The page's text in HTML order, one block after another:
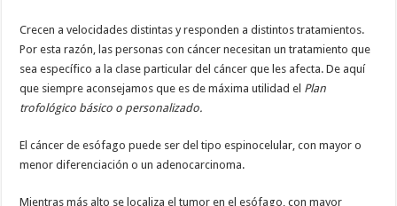
Crecen a velocidades distintas y responden a distintos tratamientos.
Por esta razón, las personas con cáncer necesitan un tratamiento que
sea específico a la clase particular del cáncer que les afecta. De aquí
que siempre aconsejamos que es de máxima utilidad el Plan
trofológico básico o personalizado.
El cáncer de esófago puede ser del tipo espinocelular, con mayor o
menor diferenciación o un adenocarcinoma.
Mientras más alto se localiza el tumor en el esófago, con mayor